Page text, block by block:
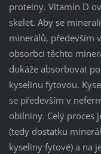
proteiny. Vítamín D
skelet. Aby se
minerálů, především
obsorbci těchto
dokáže absorbovat
kyselinu fytovou.
se především v
obilniny. Celý proces
(tedy dostatku
kyseliny fytové) a na